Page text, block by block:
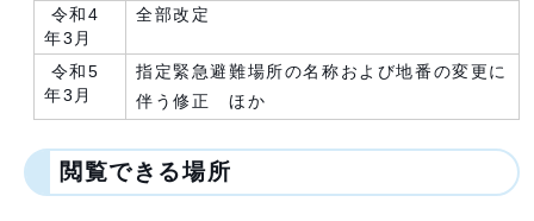
令和4
年3月
全部改定
令和5
年3月
指定緊急避難場所の名称および地番の変更に
伴う修正 ほか
閲覧できる場所